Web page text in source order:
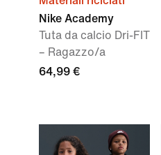
Nike Academy
Tuta da calcio Dri-FIT
– Ragazzo/a
64,99 €